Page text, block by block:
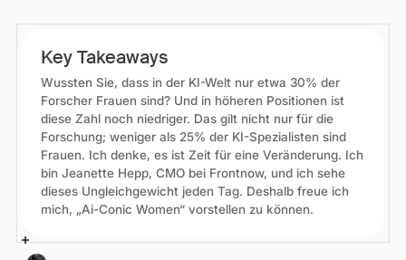
Key Takeaways
Wussten Sie, dass in der KI-Welt nur etwa 30% der
Forscher Frauen sind? Und in höheren Positionen ist
diese Zahl noch niedriger. Das gilt nicht nur für die
Forschung; weniger als 25% der KI-Spezialisten sind
Frauen. Ich denke, es ist Zeit für eine Veränderung. Ich
bin Jeanette Hepp, CMO bei Frontnow, und ich sehe
dieses Ungleichgewicht jeden Tag. Deshalb freue ich
mich, „Ai-Conic Women“ vorstellen zu können.